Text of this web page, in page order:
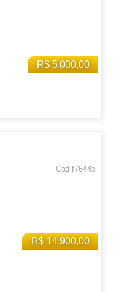
R$ 5.000,00
R$ 14.900,00
Cod f7644c